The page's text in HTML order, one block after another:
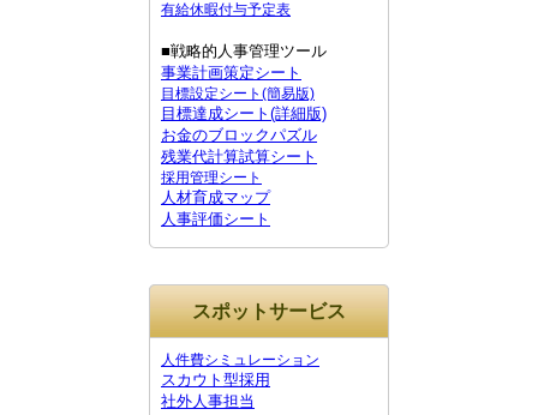
有給休暇付与予定表
■戦略的人事管理ツール
事業計画策定シート
目標設定シート(簡易版)
目標達成シート(詳細版)
お金のブロックパズル
残業代計算試算シート
採用管理シート
人材育成マップ
人事評価シート
スポットサービス
人件費シミュレーション
スカウト型採用
社外人事担当